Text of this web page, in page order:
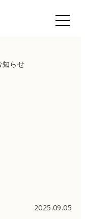
知らせ
2025.09.05